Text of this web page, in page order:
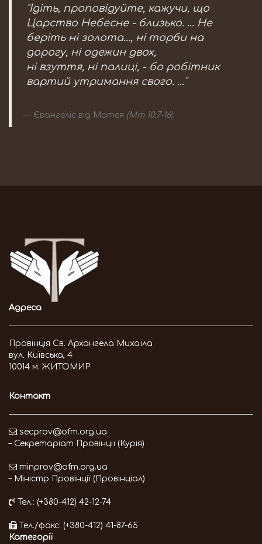
"Ідіть, проповідуйте, кажучи, що
Царство Небесне - близько. … Не
беріть ні золота..., ні торби на
дорогу, ні одежин двох,
ні взуття, ні палиці, - бо робітник
вартий утримання свого. …"
Євангеліє від Матея (Мт 10:7-16)
Адреса
Провінція Св. Архангела Михаїла
вул. Київська, 4
10014 м. ЖИТОМИР
Контакт
secprov@ofm.org.ua
– Секретаріат Провінції (Курія)
minprov@ofm.org.ua
– Міністр Провінції (Провінціал)
Тел.: (+380-412) 42-12-74
Тел./факс: (+380-412) 41-87-65
Категорії